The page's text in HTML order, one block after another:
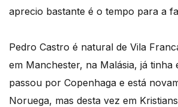
aprecio bastante é o tempo para a
Pedro Castro é natural de Vila
em Manchester, na Malásia, já tinha
passou por Copenhaga e está
Noruega, mas desta vez em